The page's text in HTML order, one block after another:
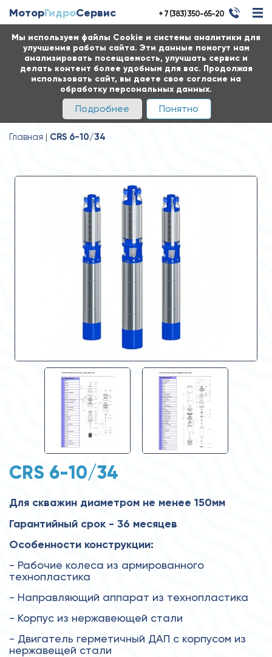
Мы используем файлы Cookie и системы аналитики для
улучшения работы сайта. Эти данные помогут нам
анализировать посещаемость, улучшать сервис и
делать контент более удобным для вас. Продолжая
использовать сайт, вы даете свое согласие на
обработку персональных данных.
Подробнее Понятно
МоторГидроСервис + 7 (383) 350-65-20
Главная CRS 6-10/34
CRS 6-10/34
Для скважин диаметром не менее 150мм
Гарантийный срок - 36 месяцев
Особенности конструкции:
- Рабочие колеса из армированного
технопластика
- Направляющий аппарат из технопластика
- Корпус из нержавеющей стали
- Двигатель герметичный ДАП с корпусом из
нержавещей стали